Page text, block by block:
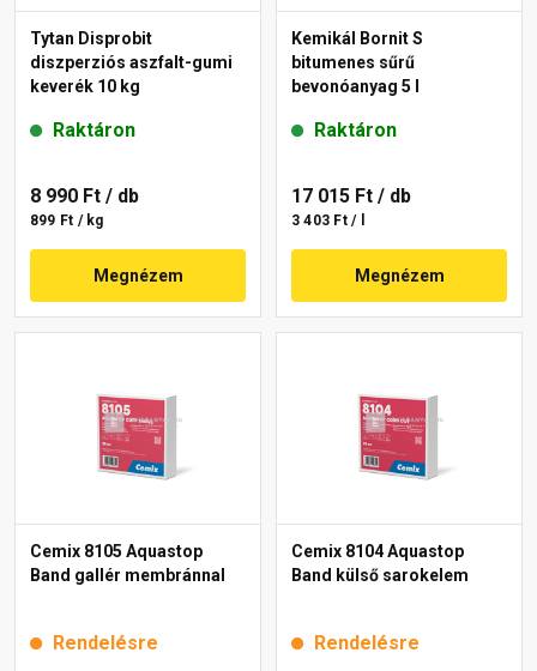
Tytan Disprobit
diszperziós aszfalt-gumi
keverék 10 kg
Raktáron
8 990 Ft / db
899 Ft / kg
Megnézem
Kemikál Bornit S
bitumenes sűrű
bevonóanyag 5 l
Raktáron
17 015 Ft / db
3 403 Ft / l
Megnézem
Cemix 8105 Aquastop
Band gallér membránnal
Rendelésre
Cemix 8104 Aquastop
Band külső sarokelem
Rendelésre